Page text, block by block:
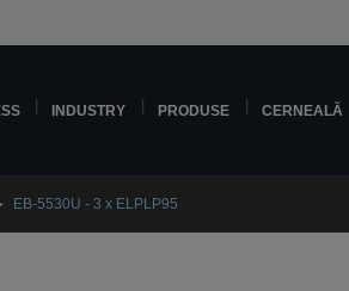
INDUSTRY PRODUSE CERNEALĂ
EB-5530U - 3 x ELPLP95